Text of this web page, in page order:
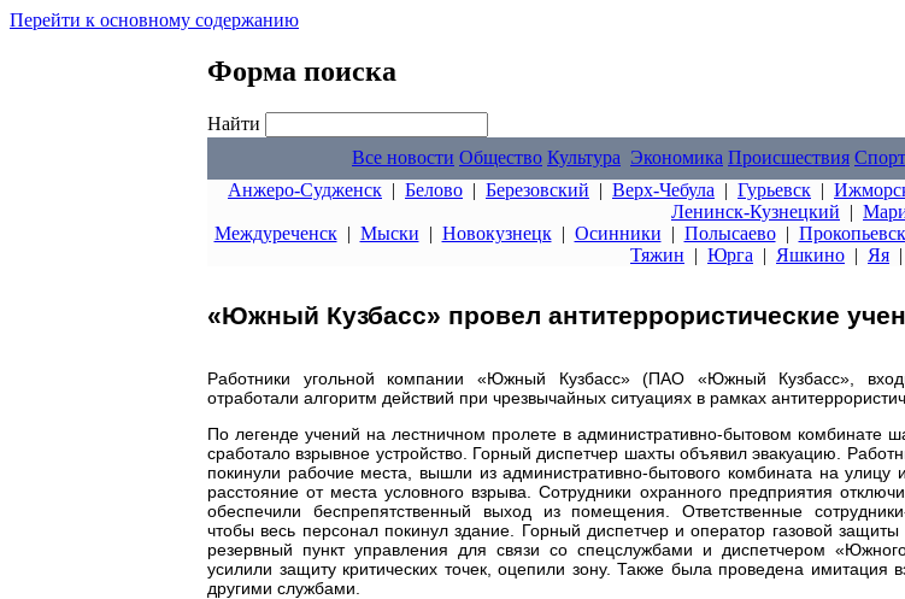
Перейти к основному содержанию
Форма поиска
Найти
Все новости Общество Культура Экономика Происшествия Спорт
Анжеро-Судженск | Белово | Березовский | Верх-Чебула | Гурьевск |
Ленинск-Кузнецкий |
Междуреченск| Мыски | Новокузнецк| Осинники | Полысаево| Прокопьевск
Тяжин | Юрга | Яшкино | Яя |
«Южный Кузбасс» провел антитеррористические
Работники угольной компании «Южный Кузбасс» (ПАО «Южный Кузбасс»,
отработали алгоритм действий при чрезвычайных ситуациях в рамках
По легенде учений на лестничном пролете в административно-бытовом комбинате
сработало взрывное устройство. Горный диспетчер шахты объявил эвакуацию.
покинули рабочие места, вышли из административно-бытового комбината на улицу
расстояние от места условного взрыва. Сотрудники охранного предприятия
обеспечили беспрепятственный выход из помещения. Ответственные
чтобы весь персонал покинул здание. Горный диспетчер и оператор газовой
резервный пункт управления для связи со спецслужбами и диспетчером
усилили защиту критических точек, оцепили зону. Также была проведена имитация
другими службами.